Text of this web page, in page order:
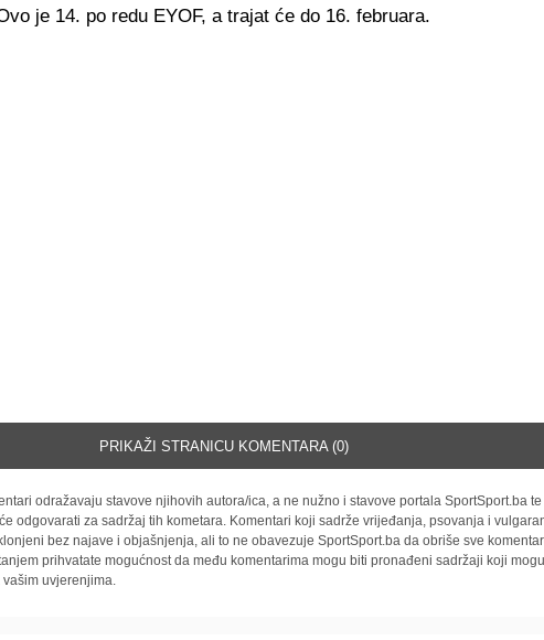
je 14. po redu EYOF, a trajat će do 16. februara.
PRIKAŽI STRANICU KOMENTARA (0)
odražavaju stavove njihovih autora/ica, a ne nužno i stavove portala SportSport.ba te
odgovarati za sadržaj tih kometara. Komentari koji sadrže vrijeđanja, psovanja i
bez najave i objašnjenja, ali to ne obavezuje SportSport.ba da obriše sve
prihvatate mogućnost da među komentarima mogu biti pronađeni sadržaji koji mogu
uvjerenjima.